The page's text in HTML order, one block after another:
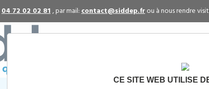
CE SITE WEB UTILISE
04 72 02 02 81, par mail:contact@siddep.frou à nous rendre